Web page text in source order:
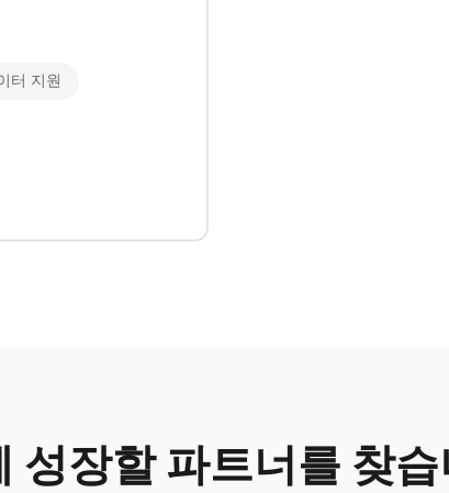
터 지원
성장할 파트너를 찾